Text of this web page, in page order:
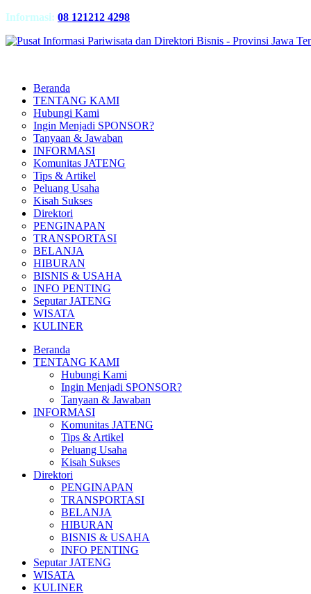
Informasi: 08 121212 4298
Beranda
TENTANG KAMI
Hubungi Kami
Ingin Menjadi SPONSOR?
Tanyaan & Jawaban
INFORMASI
Komunitas JATENG
Tips & Artikel
Peluang Usaha
Kisah Sukses
Direktori
PENGINAPAN
TRANSPORTASI
BELANJA
HIBURAN
BISNIS & USAHA
INFO PENTING
Seputar JATENG
WISATA
KULINER
Beranda
TENTANG KAMI
Hubungi Kami
Ingin Menjadi SPONSOR?
Tanyaan & Jawaban
INFORMASI
Komunitas JATENG
Tips & Artikel
Peluang Usaha
Kisah Sukses
Direktori
PENGINAPAN
TRANSPORTASI
BELANJA
HIBURAN
BISNIS & USAHA
INFO PENTING
Seputar JATENG
WISATA
KULINER